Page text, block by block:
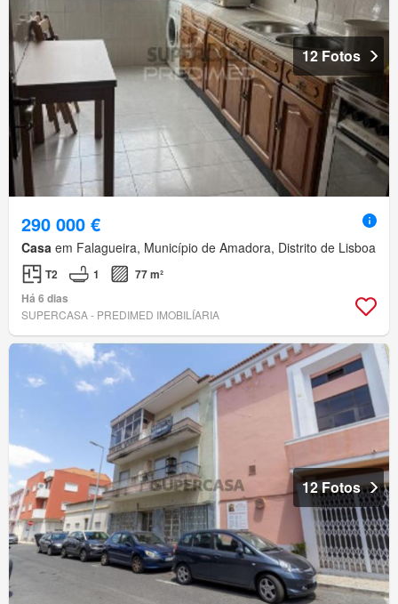
12 Fotos
290 000 €
Casa em Falagueira, Município de Amadora, Distrito de Lisboa
T2 1
77 m²
Há 6 dias
SUPERCASA - PREDIMED IMOBILÍARIA
12 Fotos